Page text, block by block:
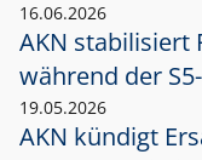
16.06.2026
AKN stabilisiert
während der
19.05.2026
AKN kündigt